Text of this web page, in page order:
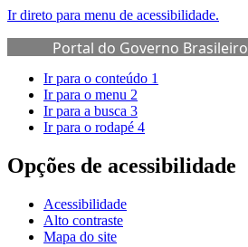
Ir direto para menu de acessibilidade.
Portal do Governo Brasileiro
de Governo
Ir para o conteúdo 1
Ir para o menu 2
Ir para a busca 3
Ir para o rodapé 4
Opções de acessibilidade
Acessibilidade
Alto contraste
Mapa do site